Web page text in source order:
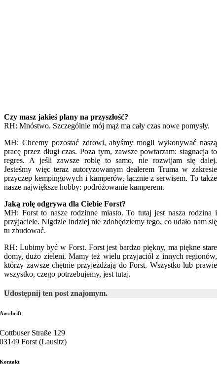
Czy masz jakieś plany na przyszłość?
RH: Mnóstwo. Szczególnie mój mąż ma cały czas nowe pomysły.
MH: Chcemy pozostać zdrowi, abyśmy mogli wykonywać naszą
pracę przez długi czas. Poza tym, zawsze powtarzam: stagnacja to
regres. A jeśli zawsze robię to samo, nie rozwijam się dalej.
Jesteśmy więc teraz autoryzowanym dealerem Truma w zakresie
przyczep kempingowych i kamperów, łącznie z serwisem. To także
nasze największe hobby: podróżowanie kamperem.
Jaką rolę odgrywa dla Ciebie Forst?
MH: Forst to nasze rodzinne miasto. To tutaj jest nasza rodzina i
przyjaciele. Nigdzie indziej nie zdobędziemy tego, co udało nam się
tu zbudować.
RH: Lubimy być w Forst. Forst jest bardzo piękny, ma piękne stare
domy, dużo zieleni. Mamy też wielu przyjaciół z innych regionów,
którzy zawsze chętnie przyjeżdżają do Forst. Wszystko lub prawie
wszystko, czego potrzebujemy, jest tutaj.
Udostępnij ten post znajomym.
Anschrift
Cottbuser Straße 129
03149 Forst (Lausitz)
Kontakt